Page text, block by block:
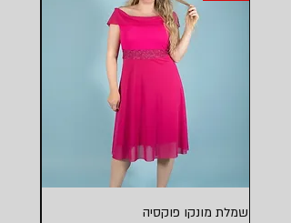
שמלת מונקו פוקסיה